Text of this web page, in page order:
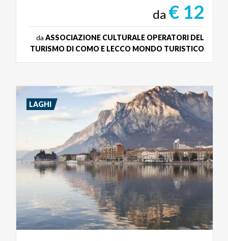
da € 12
da ASSOCIAZIONE CULTURALE OPERATORI DEL
TURISMO DI COMO E LECCO MONDO TURISTICO
LAGHI